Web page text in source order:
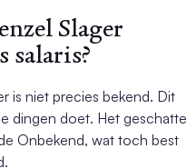
Slager
salaris?
is niet precies bekend. Dit
dingen doet. Het geschatte
Onbekend, wat toch best